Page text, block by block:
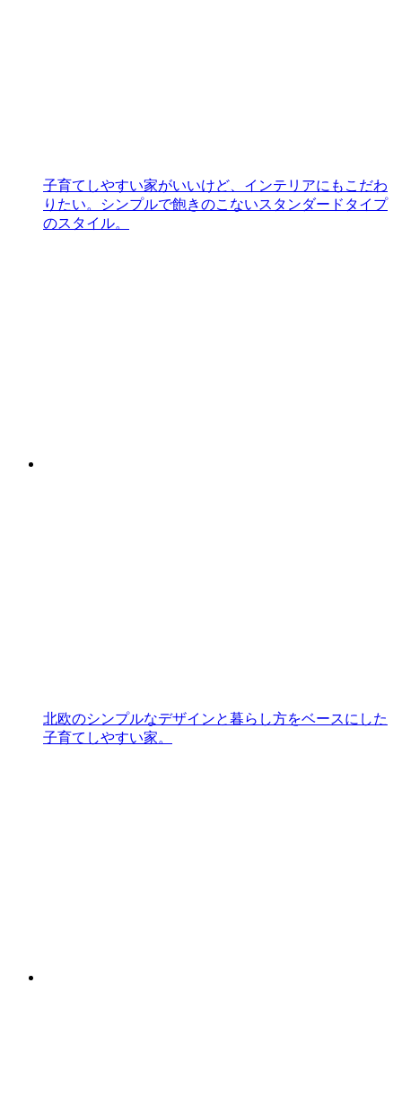
子育てしやすい家がいいけど、インテリアにもこだわ
りたい。シンプルで飽きのこないスタンダードタイプ
のスタイル。
北欧のシンプルなデザインと暮らし方をベースにした
子育てしやすい家。